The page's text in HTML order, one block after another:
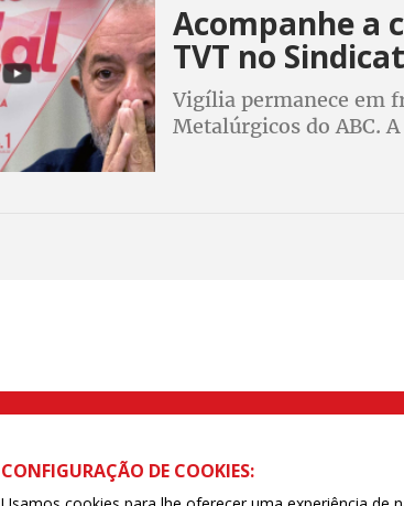
Acompanhe a
TVT no
Vigília permanece em
Metalúrgicos do ABC.
Rua Caetano Pinto nº 575 CEP 03041-000 Brás, São
CONFIGURAÇÃO DE COOKIES: